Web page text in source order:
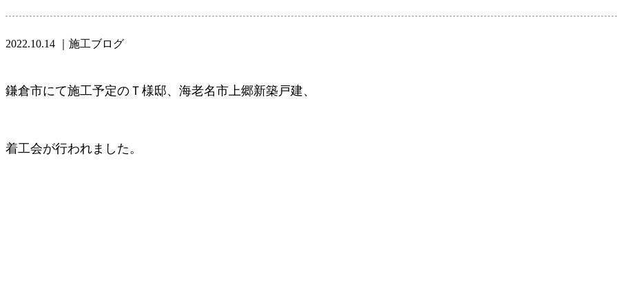
2022.10.14
｜施工ブログ
鎌倉市にて施工予定のＴ様邸、海老名市上郷新築戸建、
着工会が行われました。